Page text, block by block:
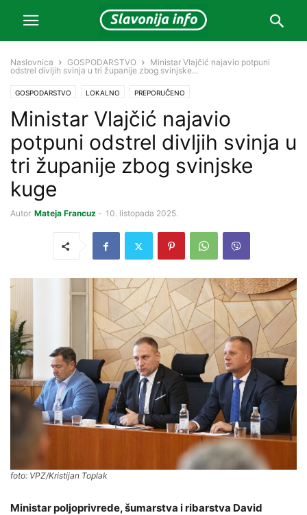
Naslovnica GOSPODARSTVO
Ministar Vlajčić najavio potpuni
odstrel divljih svinja u tri županije zbog svinjske...
GOSPODARSTVO LOKALNO PREPORUČENO
Ministar Vlajčić najavio
potpuni odstrel divljih svinja u
tri županije zbog svinjske
kuge
Autor Mateja Francuz - 10. listopada 2025.
foto: VPZ/Kristijan Toplak
Ministar poljoprivrede, šumarstva i ribarstva David